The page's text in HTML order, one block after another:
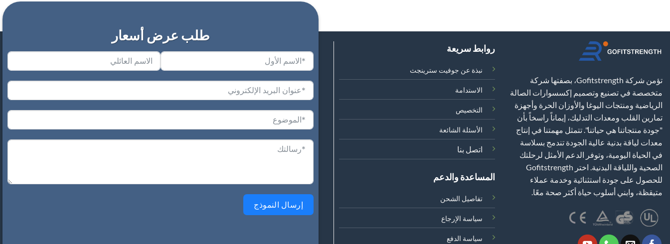
تؤمن شركة Gofitstrength، بصفتها شركة
متخصصة في تصنيع وتصميم إكسسوارات الصالة
الرياضية ومنتجات اليوغا والأوزان الحرة وأجهزة
تمارين القلب ومعدات التدليك، إيماناً راسخاً بأن
"جودة منتجاتنا هي حياتنا". تتمثل مهمتنا في إنتاج
معدات لياقة بدنية عالية الجودة تندمج بسلاسة
في الحياة اليومية، وتوفر الدعم الأمثل لرحلتك
الصحية واللياقة البدنية. اختر Gofitstrength
للحصول على جودة استثنائية وخدمة عملاء
متيقظة، وابني أسلوب حياة أكثر صحة معًا.
روابط سريعة
نبذة عن جوفيت سترينجث
الاستدامة
التخصيص
الأسئلة الشائعة
اتصل بنا
المساعدة والدعم
تفاصيل الشحن
سياسة الإرجاع
سياسة الدفع
طلب عرض أسعار
إرسال النموذج